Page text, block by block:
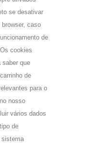
se desativar
caso
de
cookies
saber que
de
para o
nosso
vários dados
de
sistema